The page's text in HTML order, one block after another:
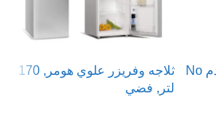
ثلاجة بابين يوجين 19.9 قدم No
ثلاجه وفريزر علوي هومر, 170
لتر, فضي